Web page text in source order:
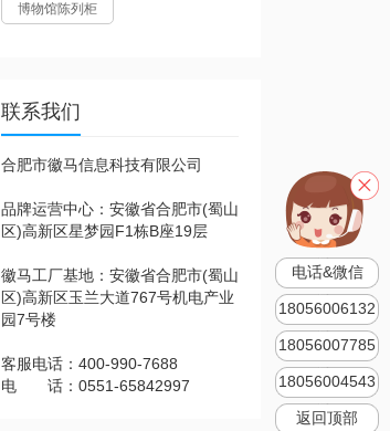
博物馆陈列柜
联系我们
合肥市徽马信息科技有限公司
品牌运营中心：安徽省合肥市(蜀山
区)高新区星梦园F1栋B座19层
徽马工厂基地：安徽省合肥市(蜀山
区)高新区玉兰大道767号机电产业
园7号楼
客服电话：400-990-7688
电 话：0551-65842997
电话&微信
18056006132
18056007785
18056004543
返回顶部